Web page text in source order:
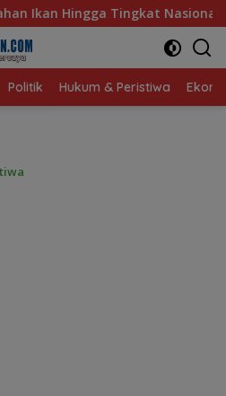
Lomba Masak Serba Ikan
Politik Hukum & Peristiwa